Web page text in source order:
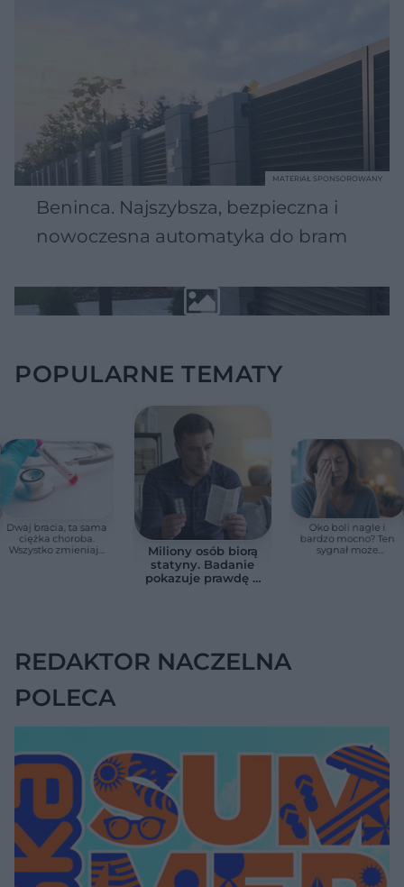
Beninca. Najszybsza, bezpieczna i
nowoczesna automatyka do bram
MATERIAŁ SPONSOROWANY
POPULARNE TEMATY
Dwaj bracia, ta sama
ciężka choroba.
Wszystko zmieniają
Miliony osób biorą
statyny. Badanie
pokazuje prawdę o
Oko boli nagle i
bardzo mocno? Ten
sygnał może
REDAKTOR NACZELNA
POLECA